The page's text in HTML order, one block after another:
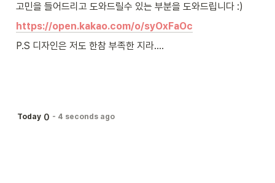
고민을 들어드리고 도와드릴수 있는 부분을 도와드립니다 :)
https://open.kakao.com/o/syOxFaOc
P.S 디자인은 저도 한참 부족한 지라….
Today 0 - 4 seconds ago